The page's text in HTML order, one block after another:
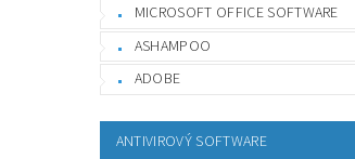
MICROSOFT OFFICE SOFTWARE
ASHAMPOO
ADOBE
ANTIVIROVÝ SOFTWARE